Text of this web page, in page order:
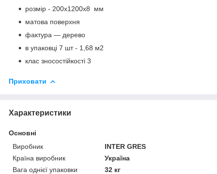
розмір - 200х1200х8 мм
матова поверхня
фактура — дерево
в упаковці 7 шт - 1,68 м2
клас зносостійкості 3
Приховати
Характеристики
Основні
Виробник
INTER GRES
Країна виробник
Україна
Вага однієї упаковки
32 кг